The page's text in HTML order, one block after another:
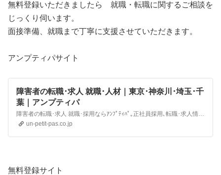
無料登録いただきましたら 就職・転職に関するご相談を
じっくり伺います。
面接準備、就職まで丁寧に支援させていただきます。
アンプティパサイト
障害者の転職･求人 就職･人材｜東京･神奈川･埼玉･千
葉｜アンプティパ
障害者の転職･求人 就職･採用ならｱﾝﾌﾟﾃｨﾊﾟ｡正社員採用､転職･求人情報､求人紹介､人材雇用･就労支援を行い､年齢･給料･面接の相談までｻﾎﾟｰﾄ｡障害者採用､障害者枠､障害者手帳､等級､求人ｻｲﾄ､転職ｻｲﾄおすすめ､ﾊﾛｰﾜｰｸ､東京都､神奈川､埼玉､千葉｡
un-petit-pas.co.jp
無料登録サイト